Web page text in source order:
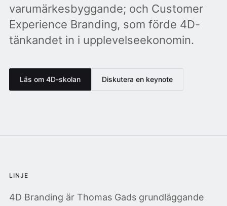
varumärkesbyggande; och Customer
Experience Branding, som förde 4D-
tänkandet in i upplevelseekonomin.
Läs om 4D-skolan Diskutera en keynote
LINJE
4D Branding är Thomas Gads grundläggande